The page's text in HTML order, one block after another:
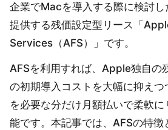
企業でMacを導入する際に検討
提供する残価設定型リース「
Services（AFS）」です。
AFSを利用すれば、Apple独自の
の初期導入コストを大幅に抑えつ
を必要な分だけ月額払いで柔軟
能です。本記事では、AFSの特徴